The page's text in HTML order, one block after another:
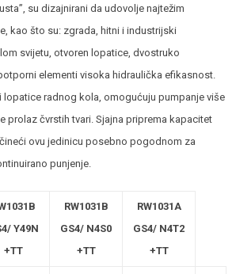
su dizajnirani da udovolje najtežim
kao što su: zgrada, hitni i industrijski
svijetu, otvoren lopatice, dvostruko
elementi visoka hidraulička efikasnost.
radnog kola, omogućuju pumpanje više
prolaz čvrstih tvari. Sjajna priprema kapacitet
ovu jedinicu posebno pogodnom za
punjenje.
Y49N
+TT
RW1031B
GS4/ N4S0
+TT
RW1031A
GS4/ N4T2
+TT